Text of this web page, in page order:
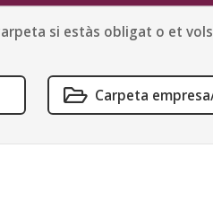
si estàs obligat o et
Carpeta